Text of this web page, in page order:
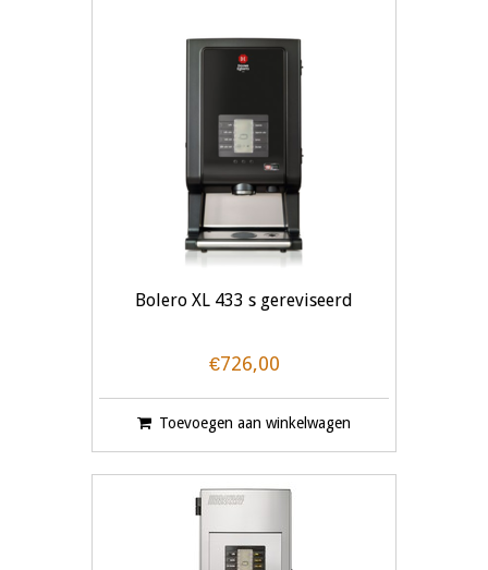
Bolero XL 433 s gereviseerd
€726,00
Toevoegen aan winkelwagen